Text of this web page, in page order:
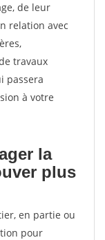
de leur
relation avec
travaux
passera
à votre
la
plus
en partie ou
pour